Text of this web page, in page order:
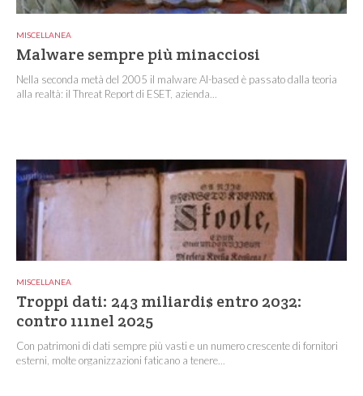
MISCELLANEA
Malware sempre più minacciosi
Nella seconda metà del 2005 il malware AI-based è passato dalla teoria
alla realtà: il Threat Report di ESET, azienda...
MISCELLANEA
Troppi dati: 243 miliardi$ entro 2032:
contro 111nel 2025
Con patrimoni di dati sempre più vasti e un numero crescente di fornitori
esterni, molte organizzazioni faticano a tenere...